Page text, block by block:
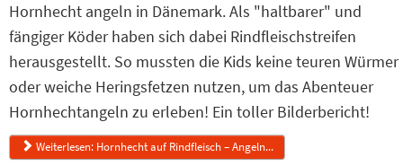
Hornhecht angeln in Dänemark. Als "haltbarer" und
fängiger Köder haben sich dabei Rindfleischstreifen
herausgestellt. So mussten die Kids keine teuren Würmer
oder weiche Heringsfetzen nutzen, um das Abenteuer
Hornhechtangeln zu erleben! Ein toller Bilderbericht!
Weiterlesen: Hornhecht auf Rindfleisch – Angeln...